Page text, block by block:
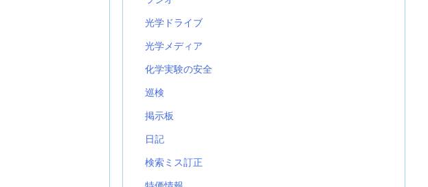
光学ドライブ
光学メディア
化学実験の安全
巡検
掲示板
日記
検索ミス訂正